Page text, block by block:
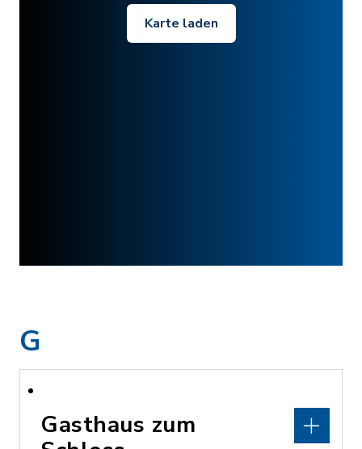
Karte laden
G
Gasthaus zum